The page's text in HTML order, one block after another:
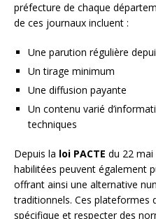
préfecture de chaque
de ces journaux incluent :
Une parution régulière
Un tirage minimum
Une diffusion payante
Un contenu varié
techniques
Depuis la loi PACTE du 22
habilitées peuvent également
offrant ainsi une alternative
traditionnels. Ces plateformes
spécifique et respecter des